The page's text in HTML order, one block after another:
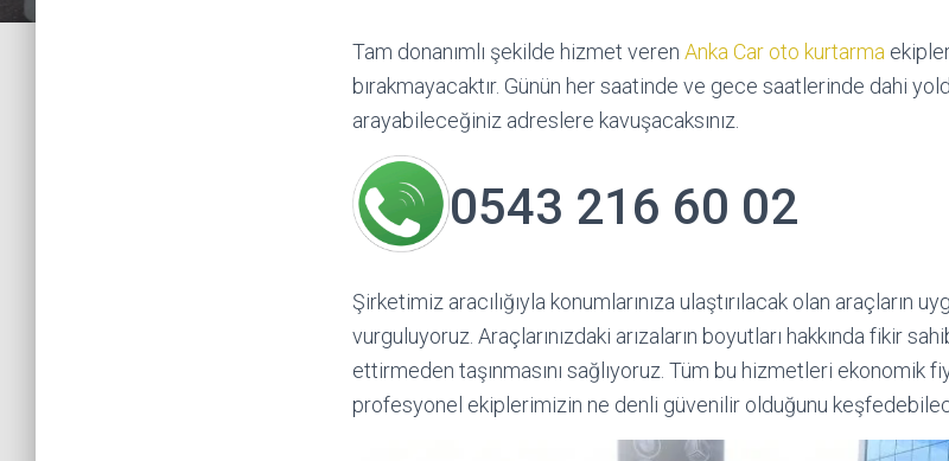
Tam donanımlı şekilde hizmet veren Anka Car oto kurtarma
bırakmayacaktır. Günün her saatinde ve gece saatlerinde dahi
arayabileceğiniz adreslere kavuşacaksınız.
0543 216 60 02
Şirketimiz aracılığıyla konumlarınıza ulaştırılacak olan araçların
vurguluyoruz. Araçlarınızdaki arızaların boyutları hakkında fikir
ettirmeden taşınmasını sağlıyoruz. Tüm bu hizmetleri ekonomik
profesyonel ekiplerimizin ne denli güvenilir olduğunu